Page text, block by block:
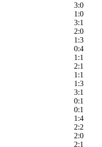
3:0
1:0
3:1
2:0
1:3
0:4
1:1
2:1
1:1
1:3
3:1
0:1
0:1
1:4
2:2
2:0
2:1